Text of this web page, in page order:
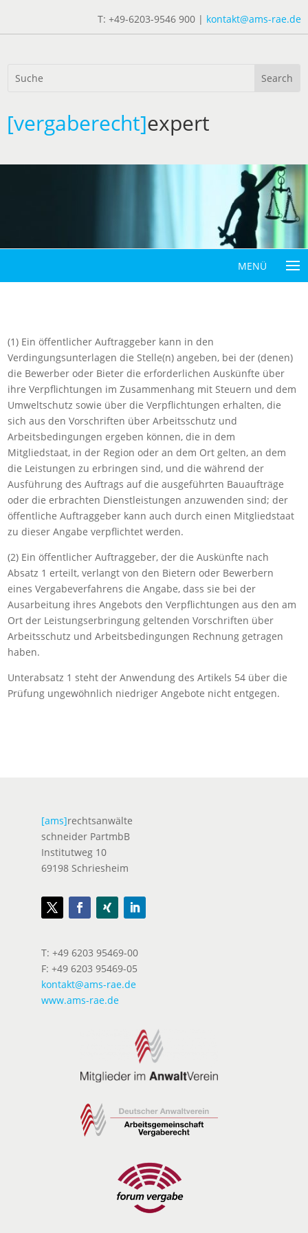
T: +49-6203-9546 900 | kontakt@ams-rae.de
[vergaberecht]expert
(1) Ein öffentlicher Auftraggeber kann in den
Verdingungsunterlagen die Stelle(n) angeben, bei der (denen)
die Bewerber oder Bieter die erforderlichen Auskünfte über
ihre Verpflichtungen im Zusammenhang mit Steuern und dem
Umweltschutz sowie über die Verpflichtungen erhalten, die
sich aus den Vorschriften über Arbeitsschutz und
Arbeitsbedingungen ergeben können, die in dem
Mitgliedstaat, in der Region oder an dem Ort gelten, an dem
die Leistungen zu erbringen sind, und die während der
Ausführung des Auftrags auf die ausgeführten Bauaufträge
oder die erbrachten Dienstleistungen anzuwenden sind; der
öffentliche Auftraggeber kann auch durch einen Mitgliedstaat
zu dieser Angabe verpflichtet werden.
(2) Ein öffentlicher Auftraggeber, der die Auskünfte nach
Absatz 1 erteilt, verlangt von den Bietern oder Bewerbern
eines Vergabeverfahrens die Angabe, dass sie bei der
Ausarbeitung ihres Angebots den Verpflichtungen aus den am
Ort der Leistungserbringung geltenden Vorschriften über
Arbeitsschutz und Arbeitsbedingungen Rechnung getragen
haben.
Unterabsatz 1 steht der Anwendung des Artikels 54 über die
Prüfung ungewöhnlich niedriger Angebote nicht entgegen.
[ams]rechtsanwälte
schneider PartmbB
Institutweg 10
69198 Schriesheim
T: +49 6203 95469-00
F: +49 6203 95469-05
kontakt@ams-rae.de
www.ams-rae.de